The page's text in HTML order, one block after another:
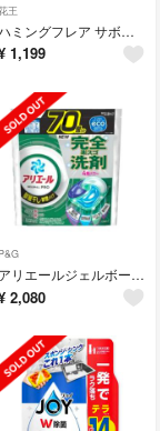
王
ハミングフレア サボンデサボン スパウトパウチ(1930g)
1,199
アリエールジェルボール4D部屋干し用 詰替 70個
2,080